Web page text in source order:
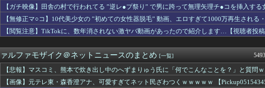
コミ、熊本で炊き出し中のへずまりゅう氏に「何でこんなことを？」と質...
アルフ
ザの100インチ、シャープAQUOS、パナソニックビエラ、ハイセ...
ほん
「熊本に300万円寄付します」 アンチ「汚い金ありがとう♥」
投資
紀以上前の母子手帳、迫真すぎて草
妹は
相､円安を阻止するために日米の通貨当局が実施した為替介入は｢一時し...
みそパ
！】ラブライブシリーズカスタムグッズ決定
コン
ピタパンのお尻！！
アナき
娘（前妻との子）を連れて家を出て行った。前妻に育児放棄され22歳に...
すま
の掲示板「日本のペンギンがストライキ」
ニチカ
【ガチ映像】田舎の村で行われてる ”逆レ●プ祭り” で男に跨って無理矢理チ●コを挿入す
【無修正マ○コ】10代美少女の ”初めての女性器脱毛” 動画、エロすぎて1000万再生される
【閲覧注意】TikTokに、数年消されない激ヤバ動画があったので紹介します…【視聴者投稿
ルファモザイク＠ネットニュースのまとめ [一覧]
【悲報】マスコミ、熊本で炊き出し中のへずまりゅう氏に「何でこんなことを？」と質問
【画像】元テレ東・森香澄アナ、可愛すぎてネット民ざわつくｗｗｗｗｗ 【